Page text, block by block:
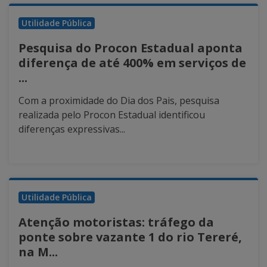
Utilidade Pública
Pesquisa do Procon Estadual aponta
diferença de até 400% em serviços de
...
Com a proximidade do Dia dos Pais, pesquisa
realizada pelo Procon Estadual identificou
diferenças expressivas...
Utilidade Pública
Atenção motoristas: tráfego da
ponte sobre vazante 1 do rio Tereré,
na M...